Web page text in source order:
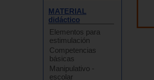
MATERIAL
didáctico
Elementos para
estimulación
Competencias
básicas
Manipulativo -
escolar